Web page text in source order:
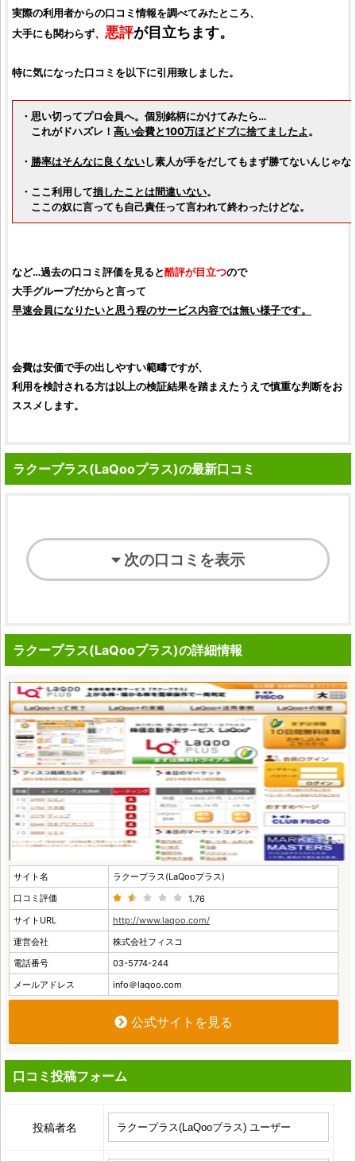
実際の利用者からの口コミ情報を調べてみたところ、
大手にも関わらず、 悪評が目立ちます。
特に気になった口コミを以下に引用致しました。
・思い切ってプロ会員へ。個別銘柄にかけてみたら…
これがドハズレ！ 高い会費と100万ほどドブに捨てましたよ。
・ 勝率はそんなに良くないし素人が手をだしてもまず勝てないんじゃな
・ここ利用して損したことは間違いない。
ここの奴に言っても自己責任って言われて終わったけどな。
など…過去の口コミ評価を見ると酷評が目立つので
大手グループだからと言って
早速会員になりたいと思う程のサービス内容では無い様子です。
会費は安価で手の出しやすい範疇ですが、
利用を検討される方は以上の検証結果を踏まえたうえで慎重な判断をお
ススメします。
ラクープラス(LaQooプラス)の最新口コミ
次の口コミを表示
ラクープラス(LaQooプラス)の詳細情報
サイト名
ラクープラス(LaQooプラス)
口コミ評価
1.76
サイトURL
http://www.laqoo.com/
運営会社
株式会社フィスコ
電話番号
03-5774-244
メールアドレス
info＠laqoo.com
公式サイトを見る
口コミ投稿フォーム
投稿者名